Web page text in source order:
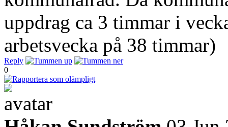
uppdrag ca 3 timmar i
arbetsvecka på 38 timmar)
Reply
0